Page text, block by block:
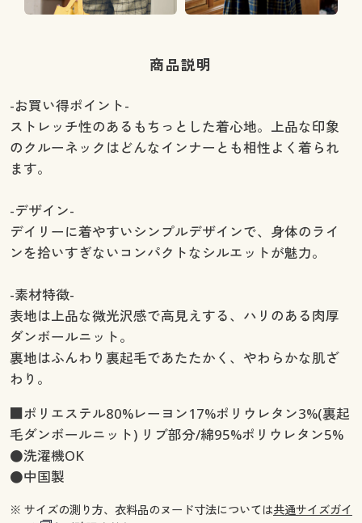
商品説明
-お買い得ポイント-
ストレッチ性のあるもちっとした着心地。上品な印象
のクルーネックはどんなインナーとも相性よく着られ
ます。
-デザイン-
デイリーに着やすいシンプルデザインで、身体のライ
ンを拾いすぎないコンパクトなシルエットが魅力。
-素材特徴-
表地は上品な微光沢感で高見えする、ハリのある肉厚
ダンボールニット。
裏地はふんわり裏起毛であたたかく、やわらかな肌ざ
わり。
■ポリエステル80%レーヨン17%ポリウレタン3%(裏起
毛ダンボールニット) リブ部分/綿95%ポリウレタン5%
●洗濯機OK
●中国製
※ サイズの測り方、衣料品のヌード寸法については共通サイズガイ